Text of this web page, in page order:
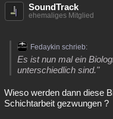
SoundTrack
ehemaliges Mitglied
Fedaykin schrieb:
Es ist nun mal ein
unterschiedlich sind."
Wieso werden dann diese
Schichtarbeit gezwungen ?